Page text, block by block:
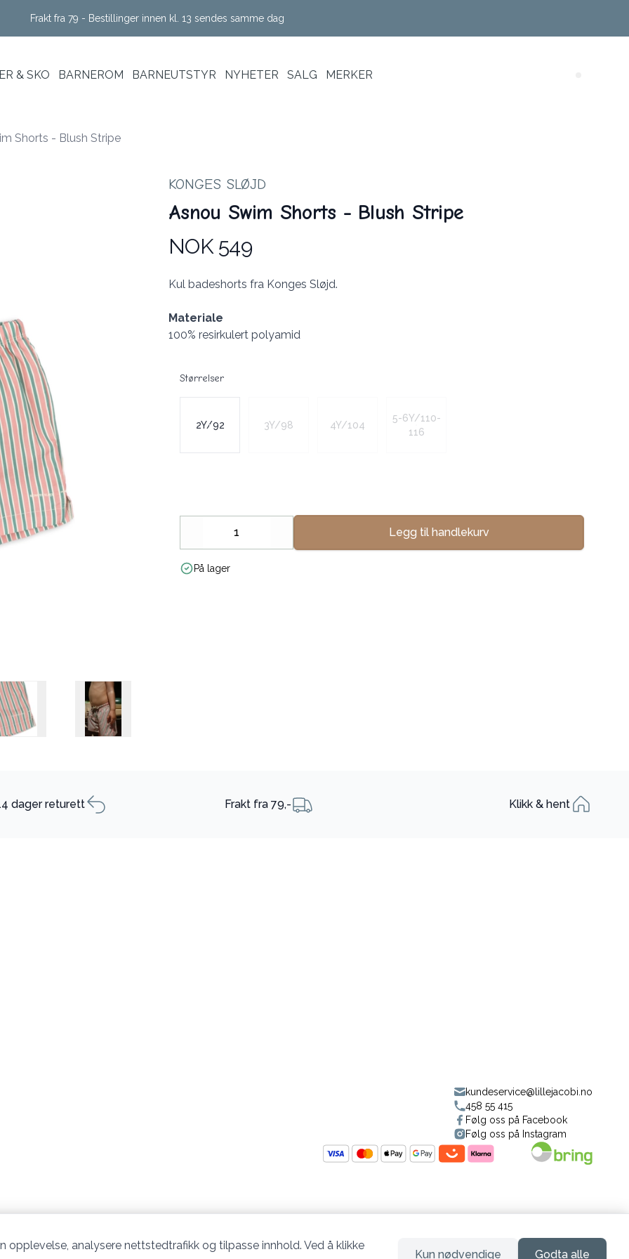
Frakt fra 79 - Bestillinger innen kl. 13 sendes samme dag
& SKO BARNEROM BARNEUTSTYR NYHETER SALG MERKER
Shorts - Blush Stripe
KONGES SLØJD
Asnou Swim Shorts - Blush Stripe
Produktdetaljer
NOK 549
Description
Kul badeshorts fra Konges Sløjd.
Materiale
100% resirkulert polyamid
Størrelser
Velg en Størrelser
2Y/92 3Y/98 4Y/104
5-6Y/110-
116
Decrease
Legg til handlekurv
På lager
dager returett Frakt fra 79,- Klikk & hent
kundeservice@lillejacobi.no
458 55 415
Følg oss på Facebook
Følg oss på Instagram
opplevelse, analysere nettstedtrafikk og tilpasse innhold. Ved å klikke
Kun nødvendige Godta alle